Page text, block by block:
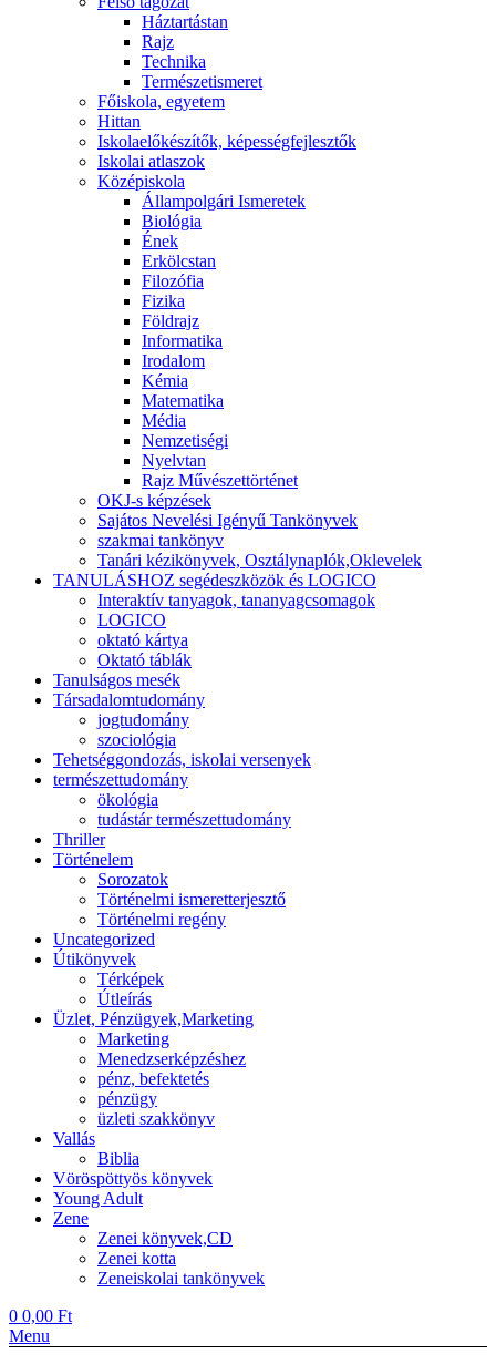
Háztartástan
Rajz
Technika
Természetismeret
Főiskola, egyetem
Hittan
Iskolaelőkészítők, képességfejlesztők
Iskolai atlaszok
Középiskola
Állampolgári Ismeretek
Biológia
Ének
Erkölcstan
Filozófia
Fizika
Földrajz
Informatika
Irodalom
Kémia
Matematika
Média
Nemzetiségi
Nyelvtan
Rajz Művészettörténet
OKJ-s képzések
Sajátos Nevelési Igényű Tankönyvek
szakmai tankönyv
Tanári kézikönyvek, Osztálynaplók,Oklevelek
TANULÁSHOZ segédeszközök és LOGICO
Interaktív tanyagok, tananyagcsomagok
LOGICO
oktató kártya
Oktató táblák
Tanulságos mesék
Társadalomtudomány
jogtudomány
szociológia
Tehetséggondozás, iskolai versenyek
természettudomány
ökológia
tudástár természettudomány
Thriller
Történelem
Sorozatok
Történelmi ismeretterjesztő
Történelmi regény
Uncategorized
Útikönyvek
Térképek
Útleírás
Üzlet, Pénzügyek,Marketing
Marketing
Menedzserképzéshez
pénz, befektetés
pénzügy
üzleti szakkönyv
Vallás
Biblia
Vöröspöttyös könyvek
Young Adult
Zene
Zenei könyvek,CD
Zenei kotta
Zeneiskolai tankönyvek
0 0,00 Ft
Menu